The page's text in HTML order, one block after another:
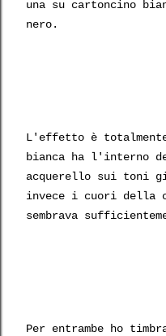
una su cartoncino
nero.
L'effetto è
bianca ha l'interno
acquerello sui toni
invece i cuori della
sembrava
Per entrambe ho